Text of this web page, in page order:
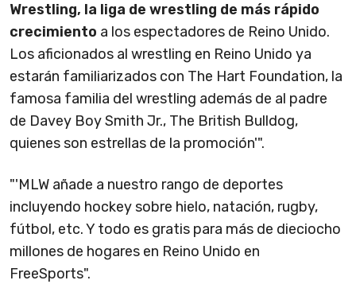
Wrestling, la liga de wrestling de más rápido
crecimiento a los espectadores de Reino Unido.
Los aficionados al wrestling en Reino Unido ya
estarán familiarizados con The Hart Foundation, la
famosa familia del wrestling además de al padre
de Davey Boy Smith Jr., The British Bulldog,
quienes son estrellas de la promoción'".
"'MLW añade a nuestro rango de deportes
incluyendo hockey sobre hielo, natación, rugby,
fútbol, etc. Y todo es gratis para más de dieciocho
millones de hogares en Reino Unido en
FreeSports".